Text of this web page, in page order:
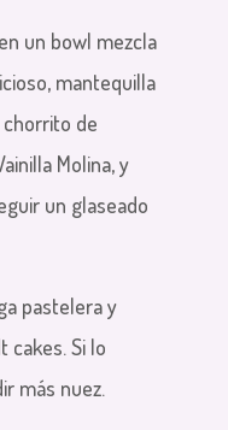
un bowl mezcla
mantequilla
de
Molina, y
un glaseado
pastelera y
cakes. Si lo
más nuez.